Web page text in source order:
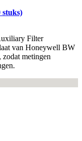
Filter
van Honeywell BW
metingen